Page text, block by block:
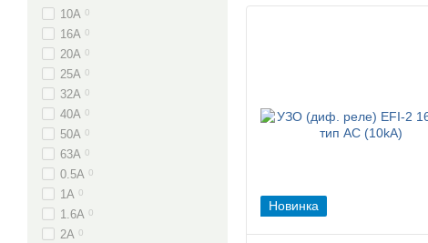
Новинка
10A 0
16A 0
20A 0
25A 0
32A 0
40A 0
50A 0
63A 0
0.5А 0
1А 0
1.6А 0
2А 0